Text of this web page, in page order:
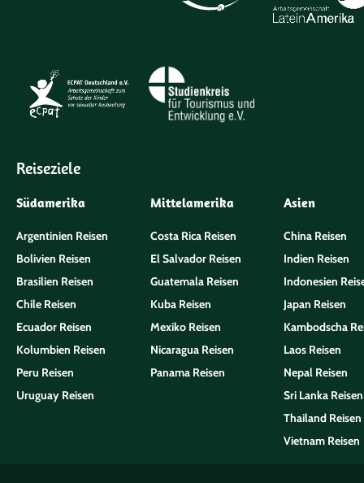
Reiseziele
Südamerika
Argentinien Reisen
Bolivien Reisen
Brasilien Reisen
Chile Reisen
Ecuador Reisen
Kolumbien Reisen
Peru Reisen
Uruguay Reisen
Mittelamerika
Costa Rica Reisen
El Salvador Reisen
Guatemala Reisen
Kuba Reisen
Mexiko Reisen
Nicaragua Reisen
Panama Reisen
Asien
China Reisen
Indien Reisen
Indonesien
Japan Reisen
Kambodscha
Laos Reisen
Nepal Reisen
Sri Lanka Reisen
Thailand Reisen
Vietnam Reisen